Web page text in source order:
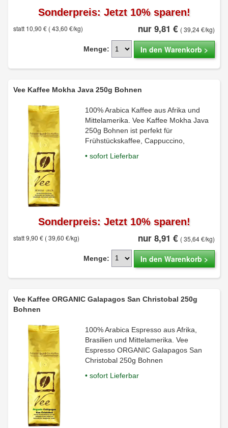
Sonderpreis: Jetzt 10% sparen!
statt 10,90 € ( 43,60 €/kg) nur 9,81 € ( 39,24 €/kg)
Menge: In den Warenkorb >
Vee Kaffee Mokha Java 250g Bohnen
100% Arabica Kaffee aus Afrika und
Mittelamerika. Vee Kaffee Mokha Java
250g Bohnen ist perfekt für
Frühstückskaffee, Cappuccino,
• sofort Lieferbar
Sonderpreis: Jetzt 10% sparen!
statt 9,90 € ( 39,60 €/kg) nur 8,91 € ( 35,64 €/kg)
Menge: In den Warenkorb >
Vee Kaffee ORGANIC Galapagos San Christobal 250g
Bohnen
100% Arabica Espresso aus Afrika,
Brasilien und Mittelamerika. Vee
Espresso ORGANIC Galapagos San
Christobal 250g Bohnen
• sofort Lieferbar